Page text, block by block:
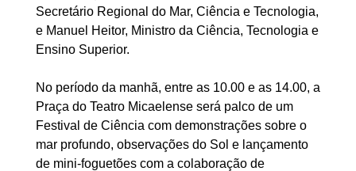
Secretário Regional do Mar, Ciência e Tecnologia,
e Manuel Heitor, Ministro da Ciência, Tecnologia e
Ensino Superior.
No período da manhã, entre as 10.00 e as 14.00, a
Praça do Teatro Micaelense será palco de um
Festival de Ciência com demonstrações sobre o
mar profundo, observações do Sol e lançamento
de mini-foguetões com a colaboração de